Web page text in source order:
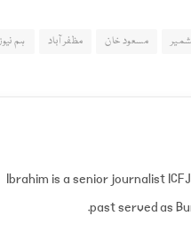
مسعود خان مظفر آباد ہم نیوز
Ibrahim is a senior journalist
past served as